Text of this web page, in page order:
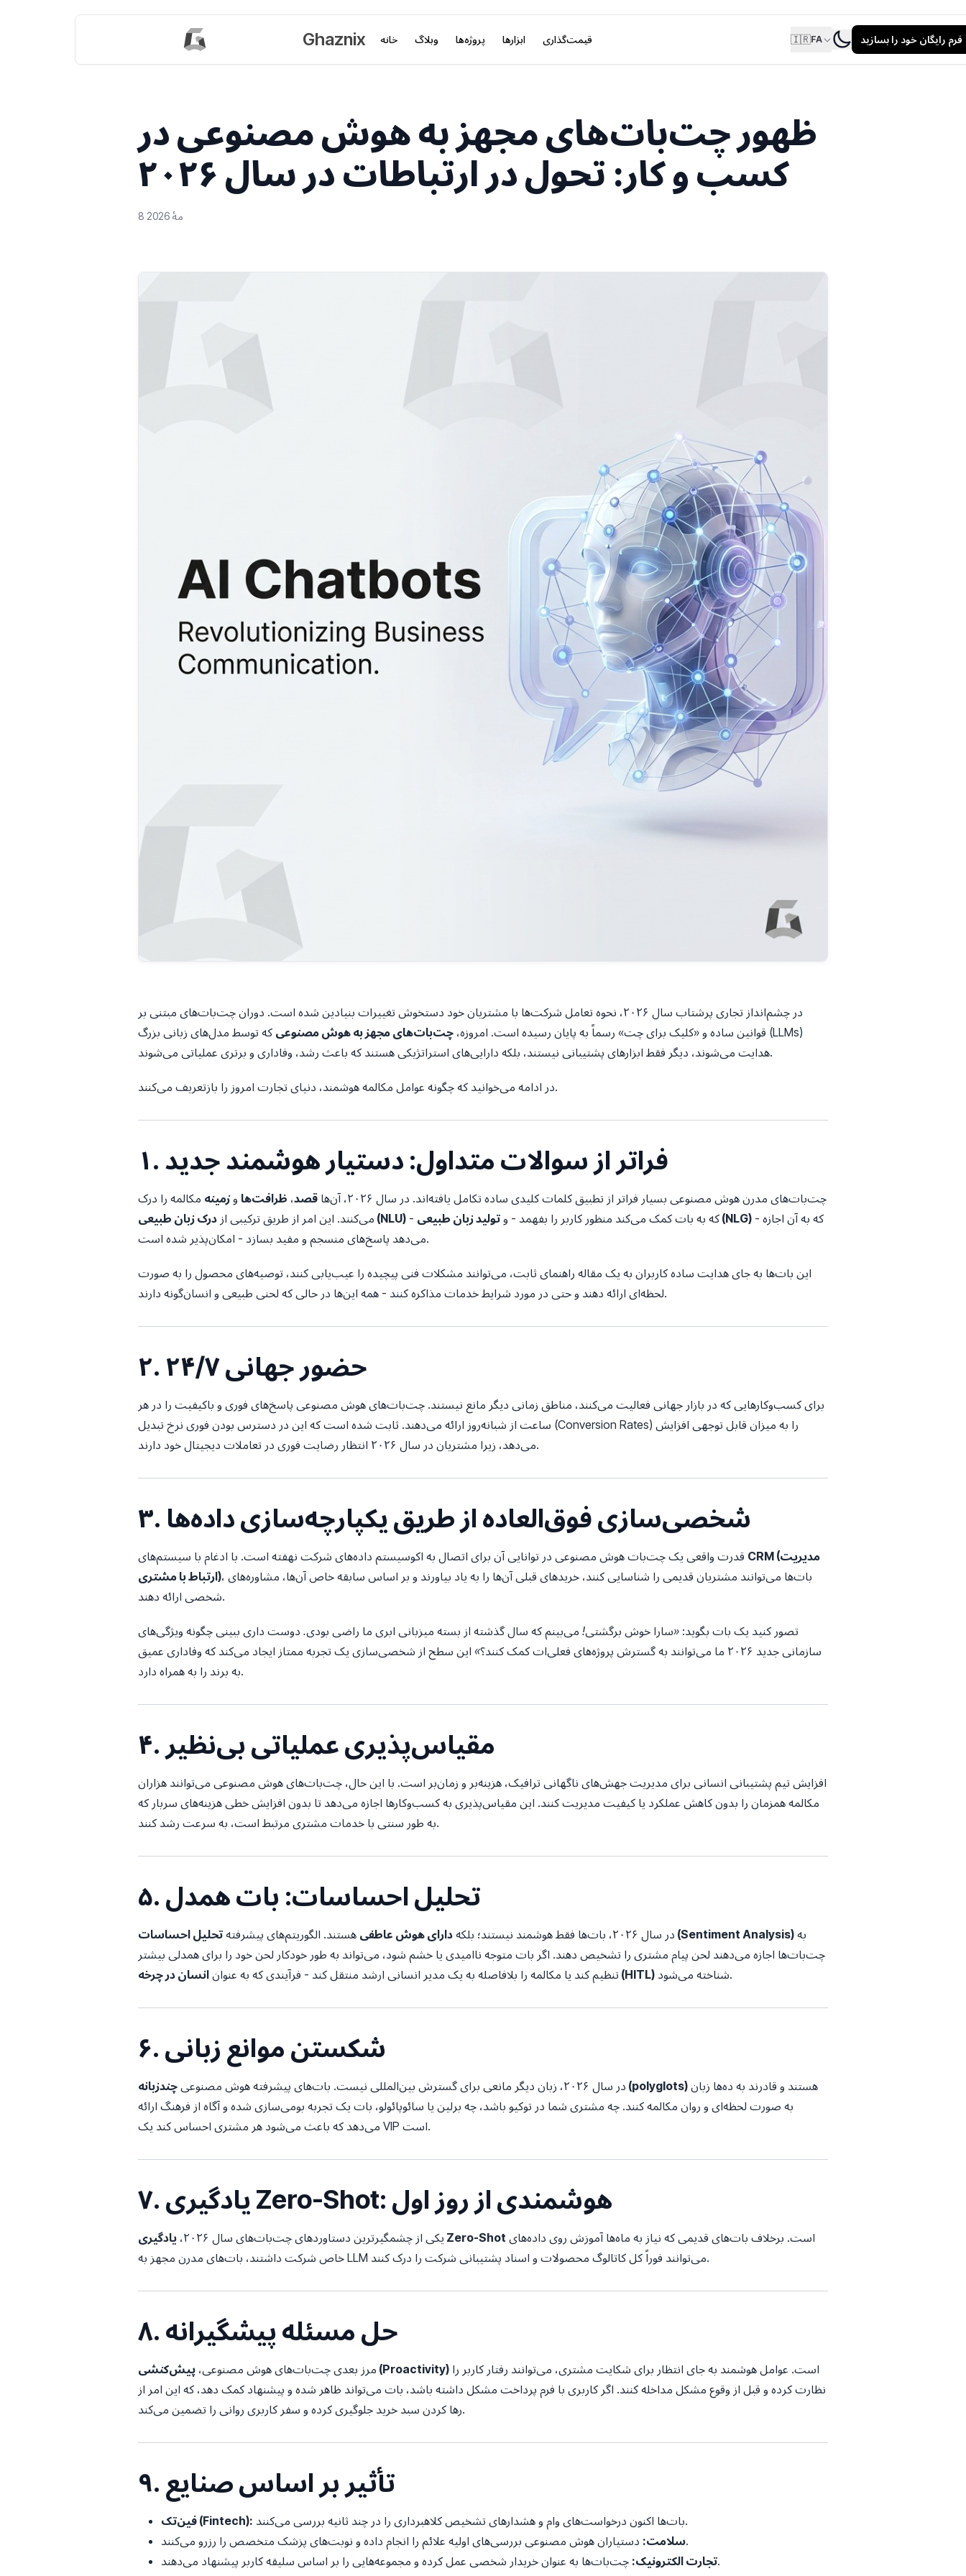
Ghaznix خانه وبلاگ پروژه‌ها ابزارها قیمت‌گذاری 🇮🇷FA فرم رایگان خود را بسازید
ظهور چت‌بات‌های مجهز به هوش مصنوعی در
کسب‌ و کار: تحول در ارتباطات در سال ۲۰۲۶
8 مهٔ 2026
در چشم‌انداز تجاری پرشتاب سال ۲۰۲۶، نحوه تعامل شرکت‌ها با مشتریان خود دستخوش تغییرات بنیادین شده است. دوران چت‌بات‌های مبتنی بر
قوانین ساده و «کلیک برای چت» رسماً به پایان رسیده است. امروزه، چت‌بات‌های مجهز به هوش مصنوعی که توسط مدل‌های زبانی بزرگ (LLMs)
هدایت می‌شوند، دیگر فقط ابزارهای پشتیبانی نیستند، بلکه دارایی‌های استراتژیکی هستند که باعث رشد، وفاداری و برتری عملیاتی می‌شوند.
در ادامه می‌خوانید که چگونه عوامل مکالمه هوشمند، دنیای تجارت امروز را بازتعریف می‌کنند.
۱. فراتر از سوالات متداول: دستیار هوشمند جدید
چت‌بات‌های مدرن هوش مصنوعی بسیار فراتر از تطبیق کلمات کلیدی ساده تکامل یافته‌اند. در سال ۲۰۲۶، آن‌ها قصد، ظرافت‌ها وزمینه مکالمه را درک
می‌کنند. این امر از طریق ترکیبی از درک زبان طبیعی (NLU) - که به بات کمک می‌کند منظور کاربر را بفهمد - و تولید زبان طبیعی (NLG) - که به آن اجازه
می‌دهد پاسخ‌های منسجم و مفید بسازد - امکان‌پذیر شده است.
این بات‌ها به جای هدایت ساده کاربران به یک مقاله راهنمای ثابت، می‌توانند مشکلات فنی پیچیده را عیب‌یابی کنند، توصیه‌های محصول را به صورت
لحظه‌ای ارائه دهند و حتی در مورد شرایط خدمات مذاکره کنند - همه این‌ها در حالی که لحنی طبیعی و انسان‌گونه دارند.
۲. حضور جهانی ۲۴/۷
برای کسب‌وکارهایی که در بازار جهانی فعالیت می‌کنند، مناطق زمانی دیگر مانع نیستند. چت‌بات‌های هوش مصنوعی پاسخ‌های فوری و باکیفیت را در هر
ساعت از شبانه‌روز ارائه می‌دهند. ثابت شده است که این در دسترس بودن فوری نرخ تبدیل (Conversion Rates) را به میزان قابل توجهی افزایش
می‌دهد، زیرا مشتریان در سال ۲۰۲۶ انتظار رضایت فوری در تعاملات دیجیتال خود دارند.
۳. شخصی‌سازی فوق‌العاده از طریق یکپارچه‌سازی داده‌ها
CRM (مدیریت
ارتباط با مشتری)، بات‌ها می‌توانند مشتریان قدیمی را شناسایی کنند، خریدهای قبلی آن‌ها را به یاد بیاورند و بر اساس سابقه خاص آن‌ها، مشاوره‌های
شخصی ارائه دهند.
تصور کنید یک بات بگوید: «سارا خوش برگشتی! می‌بینم که سال گذشته از بسته میزبانی ابری ما راضی بودی. دوست داری ببینی چگونه ویژگی‌های
سازمانی جدید ۲۰۲۶ ما می‌توانند به گسترش پروژه‌های فعلی‌ات کمک کنند؟»
این سطح از شخصی‌سازی یک تجربه ممتاز ایجاد می‌کند که وفاداری عمیق
به برند را به همراه دارد.
۴. مقیاس‌پذیری عملیاتی بی‌نظیر
افزایش تیم پشتیبانی انسانی برای مدیریت جهش‌های ناگهانی ترافیک، هزینه‌بر و زمان‌بر است. با این حال، چت‌بات‌های هوش مصنوعی می‌توانند هزاران
مکالمه همزمان را بدون کاهش عملکرد یا کیفیت مدیریت کنند. این مقیاس‌پذیری به کسب‌وکارها اجازه می‌دهد تا بدون افزایش خطی هزینه‌های سربار که
به طور سنتی با خدمات مشتری مرتبط است، به سرعت رشد کنند.
۵. تحلیل احساسات: بات همدل
در سال ۲۰۲۶، بات‌ها فقط هوشمند نیستند؛ بلکه دارای هوش عاطفی هستند. الگوریتم‌های پیشرفته تحلیل احساسات (Sentiment Analysis)
چت‌بات‌ها اجازه می‌دهند لحن پیام مشتری را تشخیص دهند. اگر بات متوجه ناامیدی یا خشم شود، می‌تواند به طور خودکار لحن خود را برای همدلی بیشتر
تنظیم کند یا مکالمه را بلافاصله به یک مدیر انسانی ارشد منتقل کند - فرآیندی که به عنوان انسان در چرخه (HITL) شناخته می‌شود.
۶. شکستن موانع زبانی
در سال ۲۰۲۶، زبان دیگر مانعی برای گسترش بین‌المللی نیست. بات‌های پیشرفته هوش مصنوعی چندزبانه (polyglots)
به صورت لحظه‌ای و روان مکالمه کنند. چه مشتری شما در توکیو باشد، چه برلین یا سائوپائولو، بات یک تجربه بومی‌سازی شده و آگاه از فرهنگ ارائه
می‌دهد که باعث می‌شود هر مشتری احساس کند یک VIP است.
۷. یادگیری Zero-Shot: هوشمندی از روز اول
یکی از چشمگیرترین دستاوردهای چت‌بات‌های سال ۲۰۲۶، یادگیری Zero-Shot
خاص شرکت داشتند، بات‌های مدرن مجهز به LLM می‌توانند فوراً کل کاتالوگ محصولات و اسناد پشتیبانی شرکت را درک کنند.
۸. حل مسئله پیشگیرانه
مرز بعدی چت‌بات‌های هوش مصنوعی، پیش‌کنشی (Proactivity)
نظارت کرده و قبل از وقوع مشکل مداخله کنند. اگر کاربری با فرم پرداخت مشکل داشته باشد، بات می‌تواند ظاهر شده و پیشنهاد کمک دهد، که این امر از
رها کردن سبد خرید جلوگیری کرده و سفر کاربری روانی را تضمین می‌کند.
۹. تأثیر بر اساس صنایع
فین‌تک (Fintech):
بات‌ها اکنون درخواست‌های وام و هشدارهای تشخیص کلاهبرداری را در چند ثانیه بررسی می‌کنند.
سلامت:دستیاران هوش مصنوعی بررسی‌های اولیه علائم را انجام داده و نوبت‌های پزشک متخصص را رزرو می‌کنند.
تجارت الکترونیک:چت‌بات‌ها به عنوان خریدار شخصی عمل کرده و مجموعه‌هایی را بر اساس سلیقه کاربر پیشنهاد می‌دهند.